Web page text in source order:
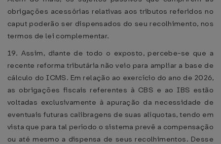
obrigações acessórias relativas aos tributos referidos no
caput poderão ser dispensados do seu recolhimento, nos
termos de lei complementar.
19. Assim, diante de todo o exposto, percebe-se que a
recente reforma tributária não veio para ampliar a base de
cálculo do ICMS. Em relação ao exercício do ano de 2026,
as obrigações fiscais referentes à CBS e ao IBS estão
voltadas exclusivamente à apuração da necessidade de
eventuais futuras calibragens de suas alíquotas, tendo em
vista que para tal período o sistema prevê a compensação
ou até mesmo a dispensa de seus recolhimentos. Desse